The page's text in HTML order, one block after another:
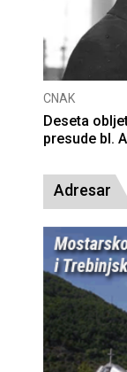
CNAK
Deseta
presude bl.
Adresar